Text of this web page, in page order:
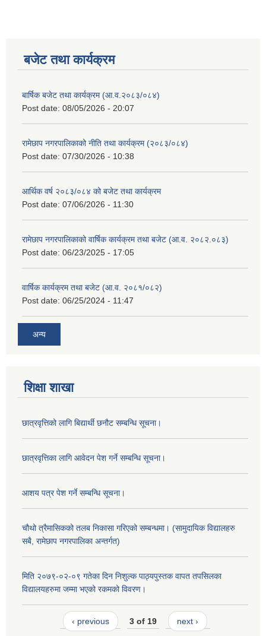
बजेट तथा कार्यक्रम
बार्षिक बजेट तथा कार्यक्रम (आ.व.२०८३/०८४)
Post date: 08/05/2026 - 20:07
रामेछाप नगरपालिकाको नीति तथा कार्यक्रम (२०८३/०८४)
Post date: 07/30/2026 - 10:38
आर्थिक वर्ष २०८३/०८४ को बजेट तथा कार्यक्रम
Post date: 07/06/2026 - 11:30
रामेछाप नगरपालिकाको वार्षिक कार्यक्रम तथा बजेट (आ.व. २०८२.०८३)
Post date: 06/23/2025 - 17:05
वार्षिक कार्यक्रम तथा बजेट (आ.व. २०८१/०८२)
Post date: 06/25/2024 - 11:47
अन्य
शिक्षा शाखा
छात्रवृत्तिको लागि बिद्यार्थी छनौट सम्बन्धि सूचना।
छात्रवृत्तिका लागि आवेदन पेश गर्ने सम्बन्धि सूचना।
आशय पत्र पेश गर्ने सम्बन्धि सूचना।
चौथो त्रैमासिकको तलब निकासा गरिएको सम्बन्धमा। (सामुदायिक विद्यालहरु
सबै, रामेछाप नगरपालिका अन्तर्गत)
मिति २०७९-०२-०९ गतेका दिन निशुल्क पाठ्यपुस्तक वापत तपसिलका
विद्यालयहरुमा जम्मा भएको रकमको विवरण।
‹ previous 3 of 19 next ›